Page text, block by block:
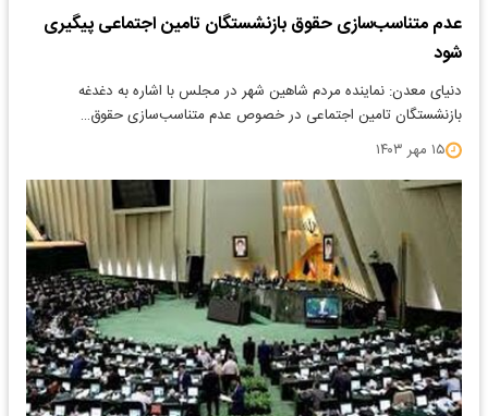
عدم متناسب‌سازی حقوق بازنشستگان تامین اجتماعی پیگیری
شود
دنیای معدن: نماینده مردم شاهین شهر در مجلس با اشاره به دغدغه
بازنشستگان تامین اجتماعی در خصوص عدم متناسب‌سازی حقوق…
۱۵ مهر ۱۴۰۳